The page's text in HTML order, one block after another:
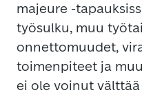
majeure -
työsulku, muu
onnettomuudet,
toimenpiteet ja
ei ole voinut